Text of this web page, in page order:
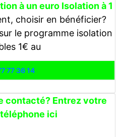
à un euro Isolation à 1
choisir en bénéficier?
le programme isolation
1€ au
77 36 14
contacté? Entrez votre
ici